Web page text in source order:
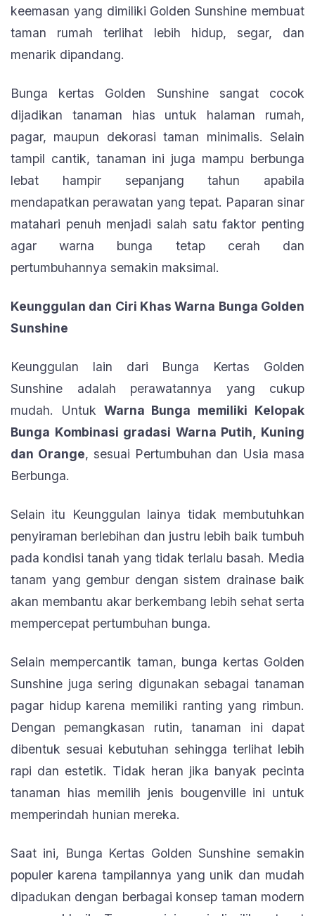
keemasan yang dimiliki Golden Sunshine membuat
taman rumah terlihat lebih hidup, segar, dan
menarik dipandang.
Bunga kertas Golden Sunshine sangat cocok
dijadikan tanaman hias untuk halaman rumah,
pagar, maupun dekorasi taman minimalis. Selain
tampil cantik, tanaman ini juga mampu berbunga
lebat hampir sepanjang tahun apabila
mendapatkan perawatan yang tepat. Paparan sinar
matahari penuh menjadi salah satu faktor penting
agar warna bunga tetap cerah dan
pertumbuhannya semakin maksimal.
Keunggulan dan Ciri Khas Warna Bunga Golden
Sunshine
Keunggulan lain dari Bunga Kertas Golden
Sunshine adalah perawatannya yang cukup
mudah. Untuk Warna Bunga memiliki Kelopak
Bunga Kombinasi gradasi Warna Putih, Kuning
dan Orange, sesuai Pertumbuhan dan Usia masa
Berbunga.
Selain itu Keunggulan lainya tidak membutuhkan
penyiraman berlebihan dan justru lebih baik tumbuh
pada kondisi tanah yang tidak terlalu basah. Media
tanam yang gembur dengan sistem drainase baik
akan membantu akar berkembang lebih sehat serta
mempercepat pertumbuhan bunga.
Selain mempercantik taman, bunga kertas Golden
Sunshine juga sering digunakan sebagai tanaman
pagar hidup karena memiliki ranting yang rimbun.
Dengan pemangkasan rutin, tanaman ini dapat
dibentuk sesuai kebutuhan sehingga terlihat lebih
rapi dan estetik. Tidak heran jika banyak pecinta
tanaman hias memilih jenis bougenville ini untuk
memperindah hunian mereka.
Saat ini, Bunga Kertas Golden Sunshine semakin
populer karena tampilannya yang unik dan mudah
dipadukan dengan berbagai konsep taman modern